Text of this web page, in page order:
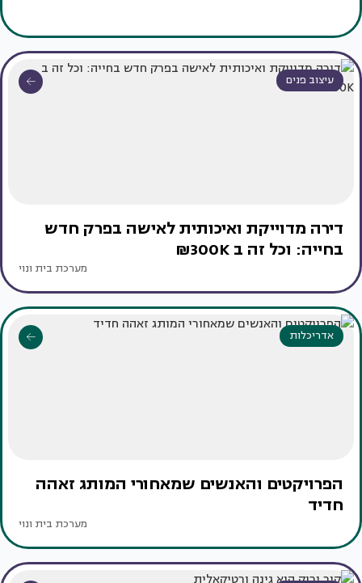
עיצוב פנים
דירה מדוייקת ואיכותית לאישה בפרק חדש
בחייה: וכל זה ב 300K₪
מערכת בית ונוי
אדריכלות
הפרויקטים והאנשים שמאחורי המותג זאהה
חדיד
מערכת בית ונוי